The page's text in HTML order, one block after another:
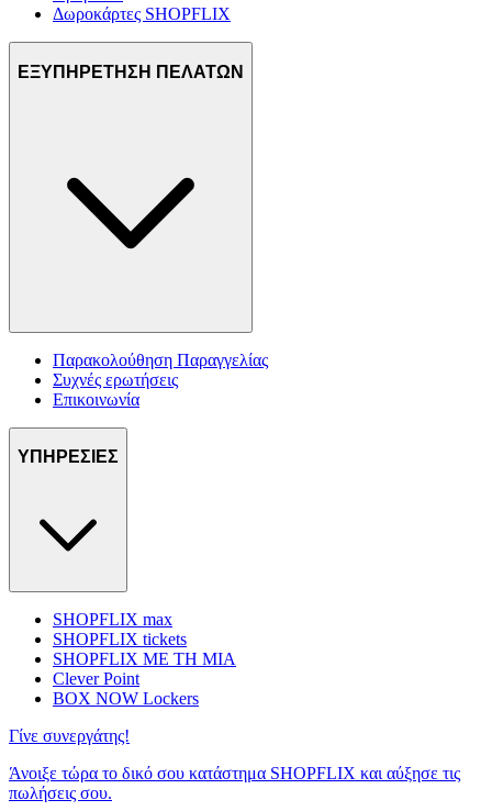
Δωροκάρτες SHOPFLIX
ΕΞΥΠΗΡΕΤΗΣΗ ΠΕΛΑΤΩΝ
Παρακολούθηση Παραγγελίας
Συχνές ερωτήσεις
Επικοινωνία
ΥΠΗΡΕΣΙΕΣ
SHOPFLIX max
SHOPFLIX tickets
SHOPFLIX ΜΕ ΤΗ ΜΙΑ
Clever Point
BOX NOW Lockers
Γίνε συνεργάτης!
Άνοιξε τώρα το δικό σου κατάστημα SHOPFLIX και αύξησε τις
πωλήσεις σου.